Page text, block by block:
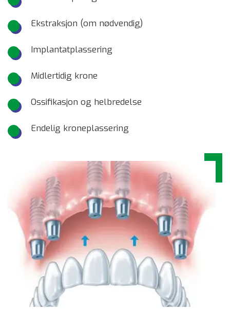
Ekstraksjon (om nødvendig)
Implantatplassering
Midlertidig krone
Ossifikasjon og helbredelse
Endelig kroneplassering